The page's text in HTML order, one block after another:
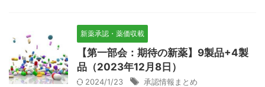
新薬承認・薬価収載
【第一部会：期待の新薬】9製品+4製
品（2023年12月8日）
2024/1/23 承認情報まとめ